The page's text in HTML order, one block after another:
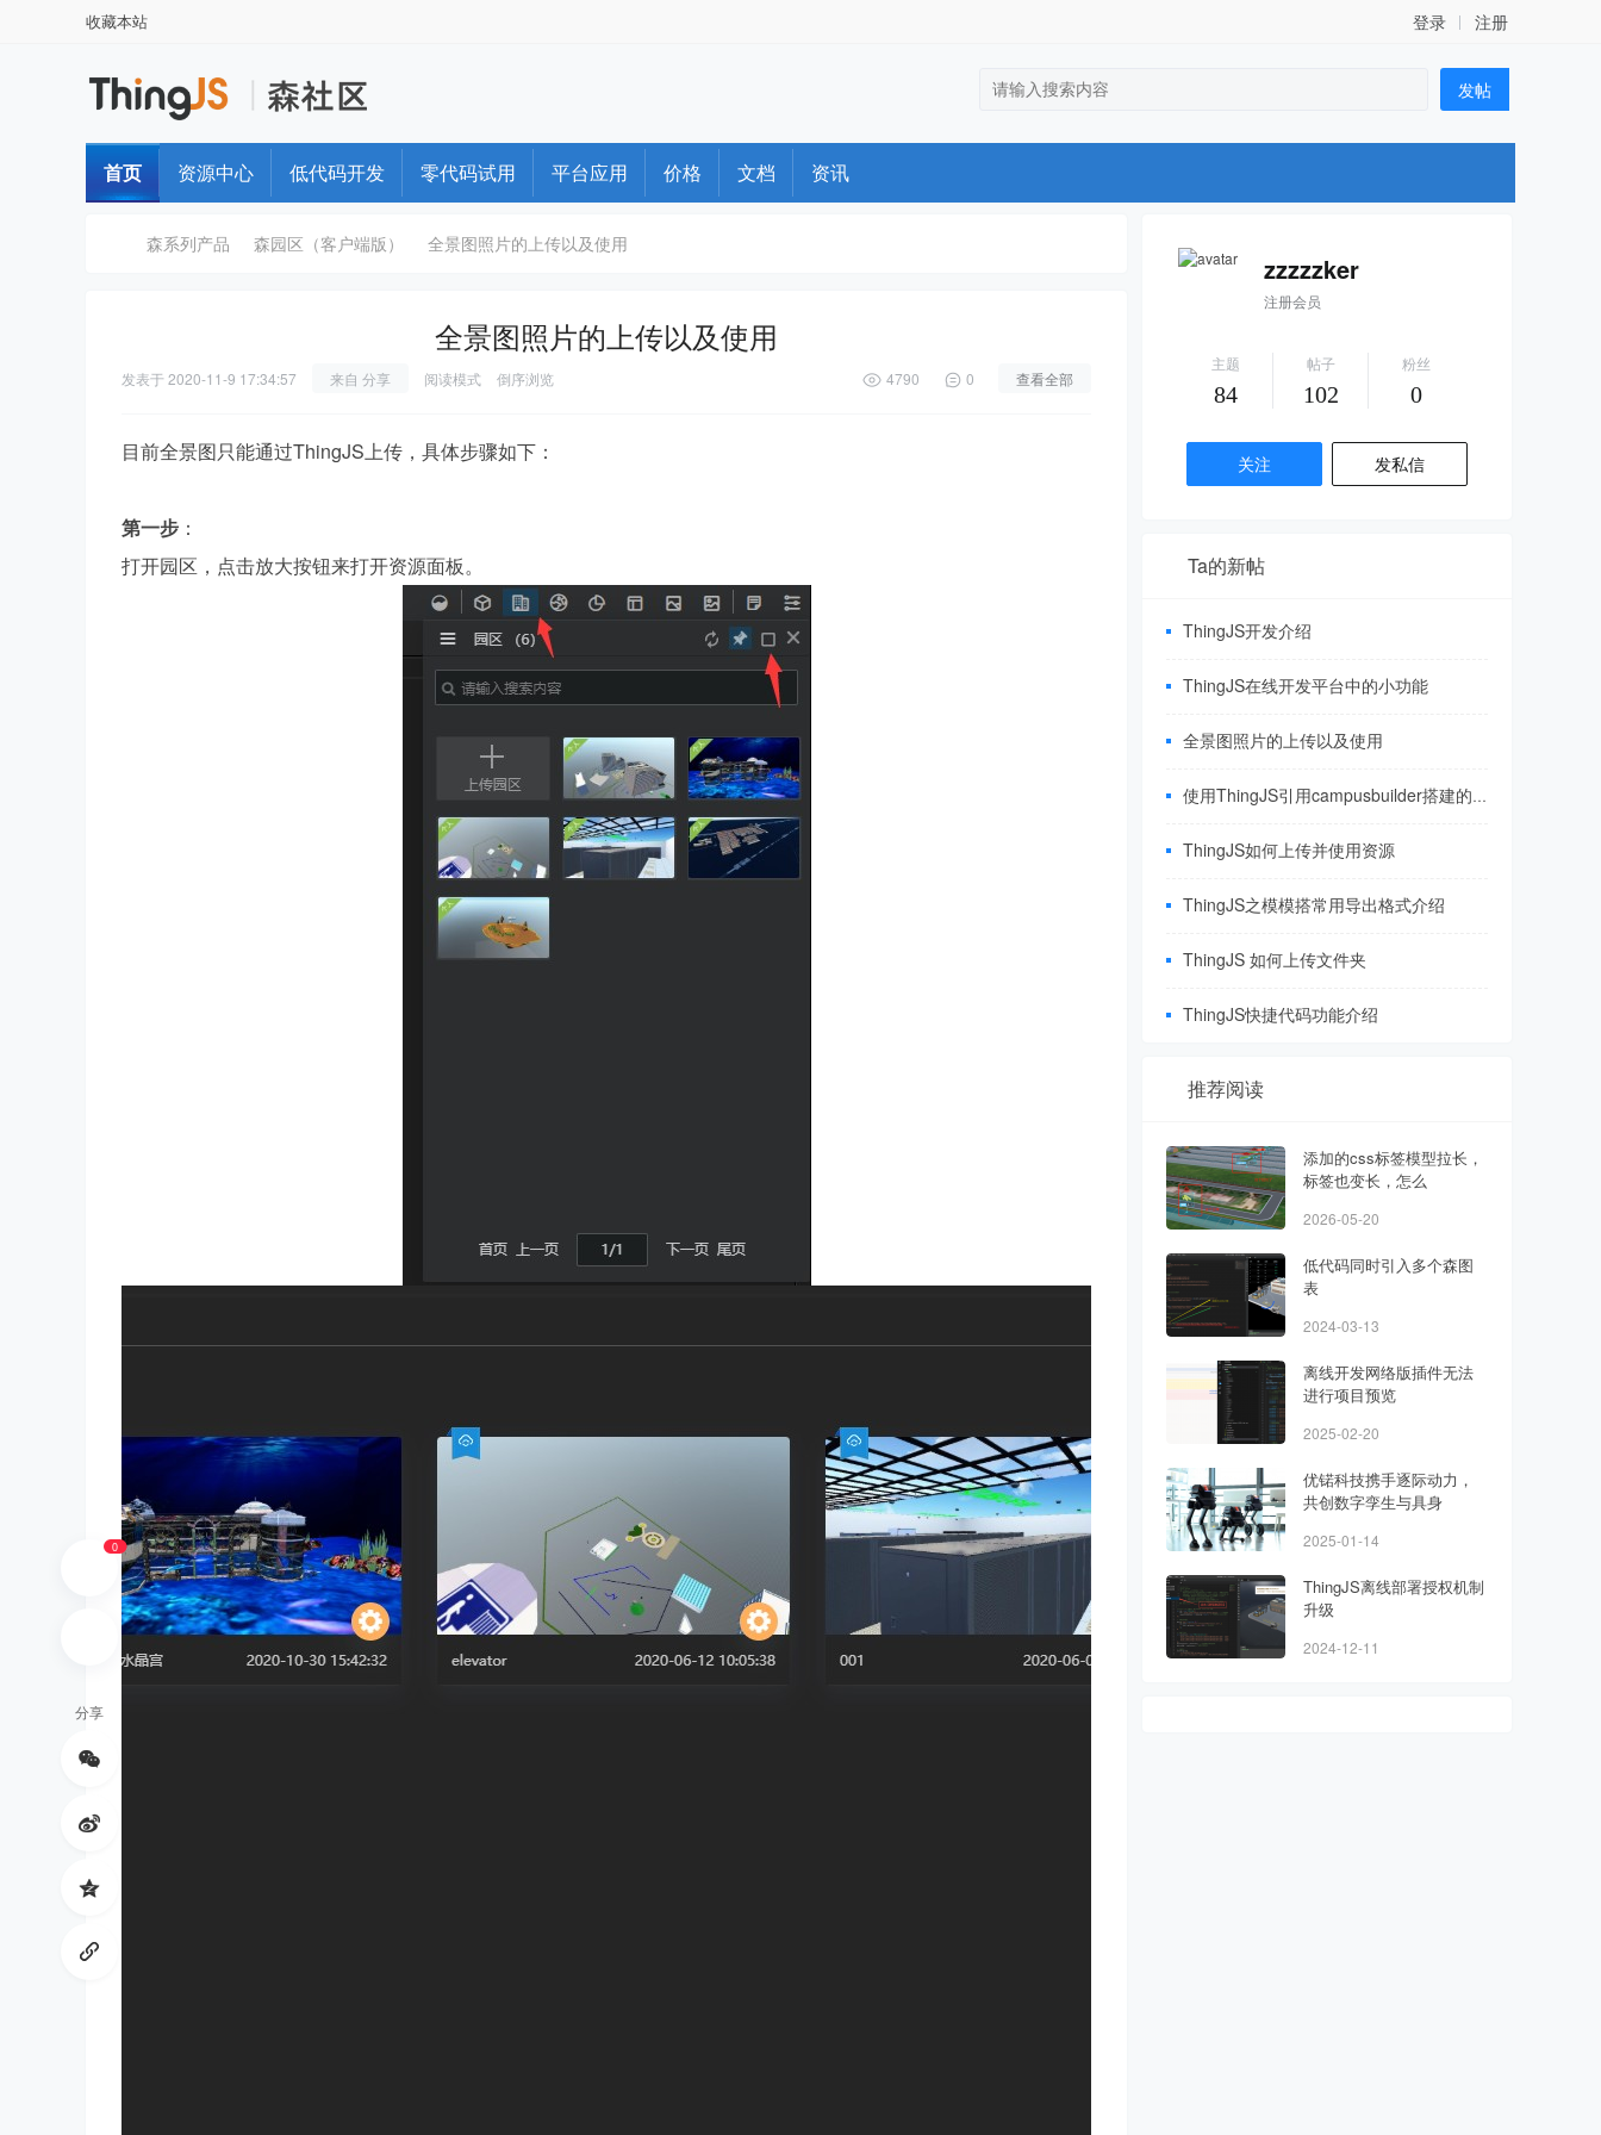
收藏本站 登录 注册
发帖
首页 资源中心 低代码开发 零代码试用 平台应用 价格 文档 资讯
0
分享
io
森系列产品 森园区（客户端版） 全景图照片的上传以及使用
全景图照片的上传以及使用
发表于2020-11-9 17:34:57 来自 分享 阅读模式 倒序浏览 4790 0 查看全部
目前全景图只能通过ThingJS上传，具体步骤如下：
第一步 ：
打开园区，点击放大按钮来打开资源面板。
zzzzzker
注册会员
主题
84
帖子
102
粉丝
0
关注 发私信
Ta的新帖
ThingJS开发介绍
ThingJS在线开发平台中的小功能
全景图照片的上传以及使用
使用ThingJS引用campusbuilder搭建的三维园区场景
ThingJS如何上传并使用资源
ThingJS之模模搭常用导出格式介绍
ThingJS 如何上传文件夹
ThingJS快捷代码功能介绍
推荐阅读
添加的css标签模型拉长，
标签也变长，怎么
2026-05-20
低代码同时引入多个森图
表
2024-03-13
离线开发网络版插件无法
进行项目预览
2025-02-20
优锘科技携手逐际动力，
共创数字孪生与具身
2025-01-14
ThingJS离线部署授权机制
升级
2024-12-11